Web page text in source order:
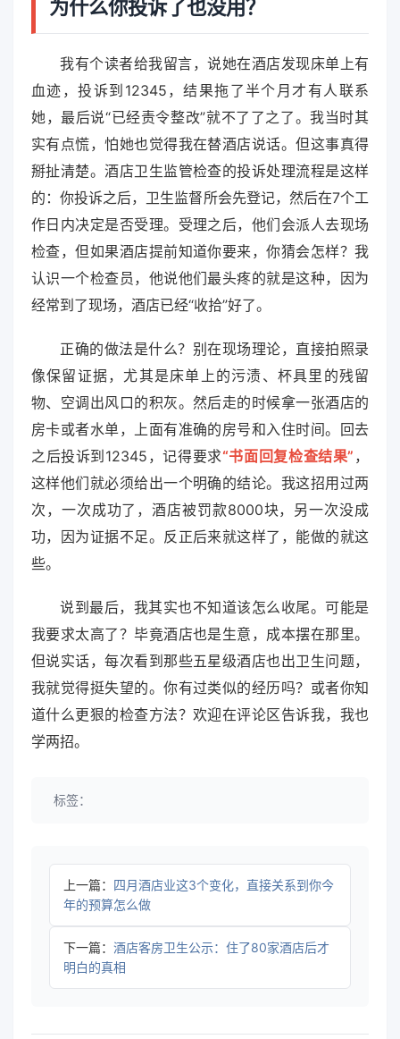
为什么你投诉了也没用？
我有个读者给我留言，说她在酒店发现床单上有
血迹，投诉到12345，结果拖了半个月才有人联系
她，最后说“已经责令整改”就不了了之了。我当时其
实有点慌，怕她也觉得我在替酒店说话。但这事真得
掰扯清楚。酒店卫生监管检查的投诉处理流程是这样
的：你投诉之后，卫生监督所会先登记，然后在7个工
作日内决定是否受理。受理之后，他们会派人去现场
检查，但如果酒店提前知道你要来，你猜会怎样？我
认识一个检查员，他说他们最头疼的就是这种，因为
经常到了现场，酒店已经“收拾”好了。
正确的做法是什么？别在现场理论，直接拍照录
像保留证据，尤其是床单上的污渍、杯具里的残留
物、空调出风口的积灰。然后走的时候拿一张酒店的
房卡或者水单，上面有准确的房号和入住时间。回去
之后投诉到12345，记得要求“书面回复检查结果” ，
这样他们就必须给出一个明确的结论。我这招用过两
次，一次成功了，酒店被罚款8000块，另一次没成
功，因为证据不足。反正后来就这样了，能做的就这
些。
说到最后，我其实也不知道该怎么收尾。可能是
我要求太高了？毕竟酒店也是生意，成本摆在那里。
但说实话，每次看到那些五星级酒店也出卫生问题，
我就觉得挺失望的。你有过类似的经历吗？或者你知
道什么更狠的检查方法？欢迎在评论区告诉我，我也
学两招。
标签：
上一篇： 四月酒店业这3个变化，直接关系到你今
年的预算怎么做
下一篇： 酒店客房卫生公示：住了80家酒店后才
明白的真相